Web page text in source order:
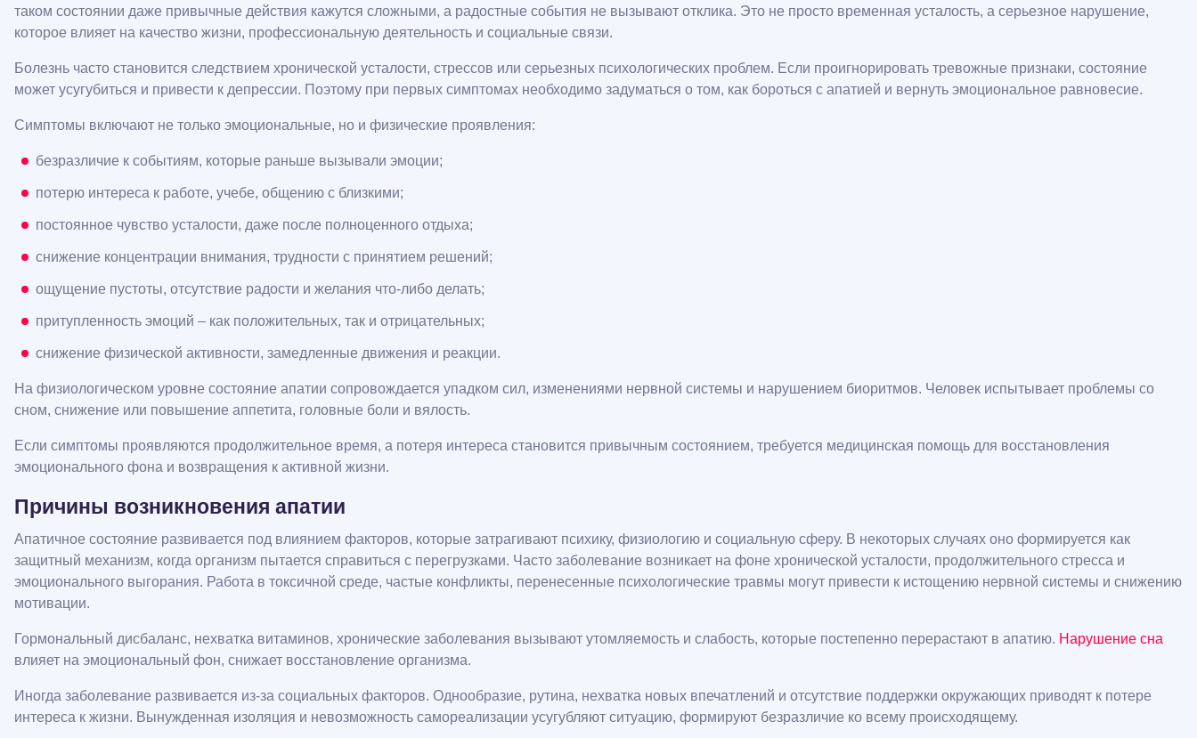
таком состоянии даже привычные действия кажутся сложными, а радостные события не вызывают отклика. Это не просто временная усталость, а серьезное нарушение,
которое влияет на качество жизни, профессиональную деятельность и социальные связи.
Болезнь часто становится следствием хронической усталости, стрессов или серьезных психологических проблем. Если проигнорировать тревожные признаки, состояние
может усугубиться и привести к депрессии. Поэтому при первых симптомах необходимо задуматься о том, как бороться с апатией и вернуть эмоциональное равновесие.
Симптомы включают не только эмоциональные, но и физические проявления:
безразличие к событиям, которые раньше вызывали эмоции;
потерю интереса к работе, учебе, общению с близкими;
постоянное чувство усталости, даже после полноценного отдыха;
снижение концентрации внимания, трудности с принятием решений;
ощущение пустоты, отсутствие радости и желания что-либо делать;
притупленность эмоций – как положительных, так и отрицательных;
снижение физической активности, замедленные движения и реакции.
На физиологическом уровне состояние апатии сопровождается упадком сил, изменениями нервной системы и нарушением биоритмов. Человек испытывает проблемы со
сном, снижение или повышение аппетита, головные боли и вялость.
Если симптомы проявляются продолжительное время, а потеря интереса становится привычным состоянием, требуется медицинская помощь для восстановления
эмоционального фона и возвращения к активной жизни.
Причины возникновения апатии
Апатичное состояние развивается под влиянием факторов, которые затрагивают психику, физиологию и социальную сферу. В некоторых случаях оно формируется как
защитный механизм, когда организм пытается справиться с перегрузками. Часто заболевание возникает на фоне хронической усталости, продолжительного стресса и
эмоционального выгорания. Работа в токсичной среде, частые конфликты, перенесенные психологические травмы могут привести к истощению нервной системы и снижению
мотивации.
Гормональный дисбаланс, нехватка витаминов, хронические заболевания вызывают утомляемость и слабость, которые постепенно перерастают в апатию. Нарушение сна
влияет на эмоциональный фон, снижает восстановление организма.
Иногда заболевание развивается из-за социальных факторов. Однообразие, рутина, нехватка новых впечатлений и отсутствие поддержки окружающих приводят к потере
интереса к жизни. Вынужденная изоляция и невозможность самореализации усугубляют ситуацию, формируют безразличие ко всему происходящему.